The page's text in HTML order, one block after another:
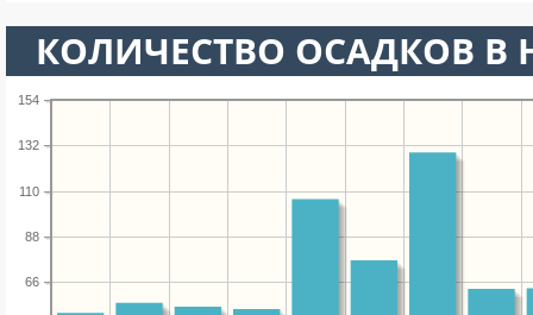
КОЛИЧЕСТВО ОСАДКОВ В
66
88
110
132
154